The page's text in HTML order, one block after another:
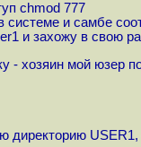
chmod 777
и самбе
и захожу в свою
- хозяин мой юзер